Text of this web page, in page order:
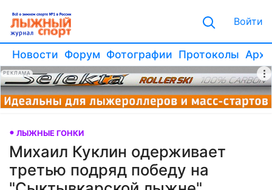
Войти
Новости Форум Фотографии Протоколы
РЕКЛАМА
ЛЫЖНЫЕ ГОНКИ
Михаил Куклин одерживает
третью подряд победу на